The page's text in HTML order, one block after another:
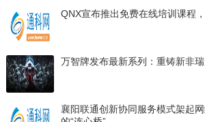
QNX宣布推出免费在线培训课程
万智牌发布最新系列：重铸新非
襄阳联通创新协同服务模式架起